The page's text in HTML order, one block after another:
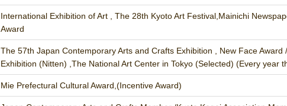
International Exhibition of Art , The 28th Kyoto Art Festival,Mainichi
Award
The 57th Japan Contemporary Arts and Crafts Exhibition , New Face Award
Exhibition (Nitten) ,The National Art Center in Tokyo (Selected) (Every year
Mie Prefectural Cultural Award,(Incentive Award)